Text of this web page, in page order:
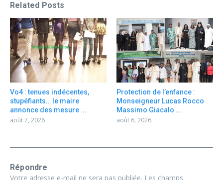
Related Posts
Vo4 : tenues indécentes,
stupéfiants… le maire
annonce des mesure ...
août 7, 2026
Protection de l’enfance :
Monseigneur Lucas Rocco
Massimo Giacalo ...
août 6, 2026
Répondre
Votre adresse e-mail ne sera pas publiée. Les champs